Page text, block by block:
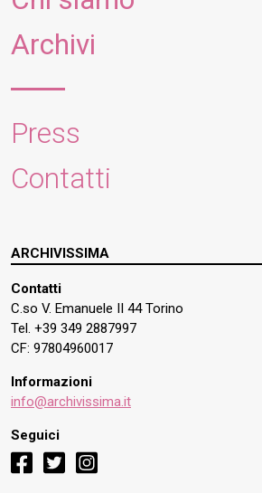
Archivi
Press
Contatti
ARCHIVISSIMA
Contatti
C.so V. Emanuele II 44 Torino
Tel. +39 349 2887997
CF: 97804960017
Informazioni
info@archivissima.it
Seguici